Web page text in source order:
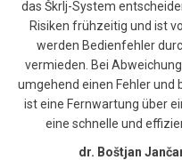
das Škrlj-System
Risiken frühzeitig und ist
werden Bedienfehler
vermieden. Bei
umgehend einen Fehler und
ist eine Fernwartung über
eine schnelle und
dr. Boštjan